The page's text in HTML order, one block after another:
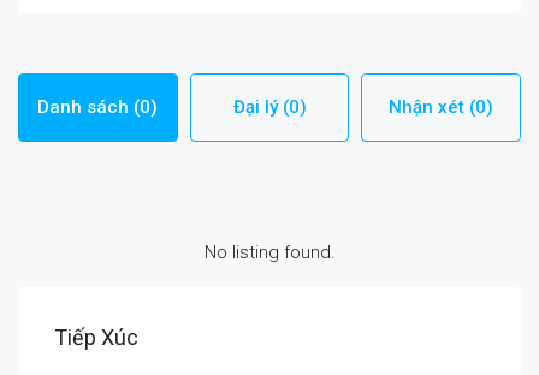
Danh sách (0) Đại lý (0) Nhận xét (0)
No listing found.
Tiếp Xúc